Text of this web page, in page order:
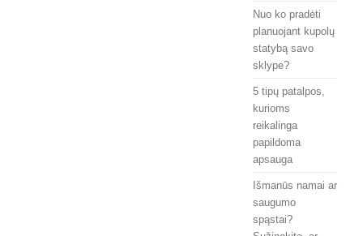
Nuo ko pradėti
planuojant kupolų
statybą savo
sklype?
5 tipų patalpos,
kurioms
reikalinga
papildoma
apsauga
Išmanūs namai ar
saugumo
spąstai?